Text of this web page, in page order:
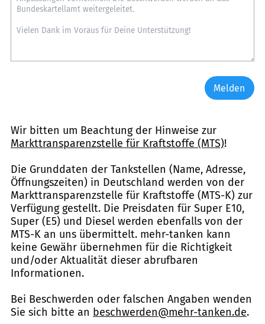
Melden
Wir bitten um Beachtung der Hinweise zur
Markttransparenzstelle für Kraftstoffe (MTS)!
Die Grunddaten der Tankstellen (Name, Adresse,
Öffnungszeiten) in Deutschland werden von der
Markttransparenzstelle für Kraftstoffe (MTS-K) zur
Verfügung gestellt. Die Preisdaten für Super E10,
Super (E5) und Diesel werden ebenfalls von der
MTS-K an uns übermittelt. mehr-tanken kann
keine Gewähr übernehmen für die Richtigkeit
und/oder Aktualität dieser abrufbaren
Informationen.
Bei Beschwerden oder falschen Angaben wenden
Sie sich bitte an beschwerden@mehr-tanken.de.